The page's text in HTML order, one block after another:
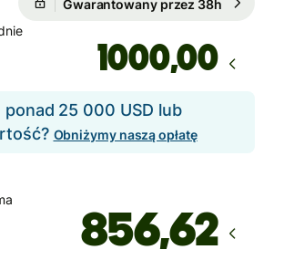
Gwarantowany przez 38h
,00
ponad 25 000 USD lub
Obniżymy naszą opłatę